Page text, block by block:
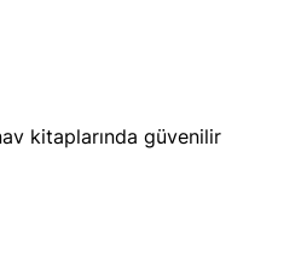
kitaplarında güvenilir